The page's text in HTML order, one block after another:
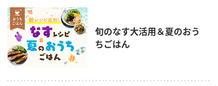
旬のなす大活用＆夏のおう
ちごはん